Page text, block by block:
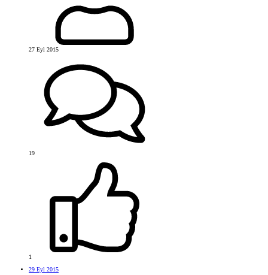
27 Eyl 2015
19
1
29 Eyl 2015